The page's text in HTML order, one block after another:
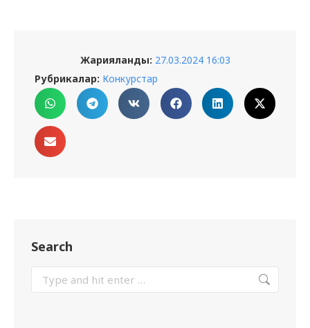
Жарияланды: 27.03.2024 16:03
Рубрикалар: Конкурстар
Search